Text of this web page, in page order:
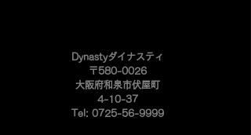
​Dynastyダイナスティ
〒580-0026
大阪府和泉市伏屋町
4-10-37
Tel: 0725-56-9999